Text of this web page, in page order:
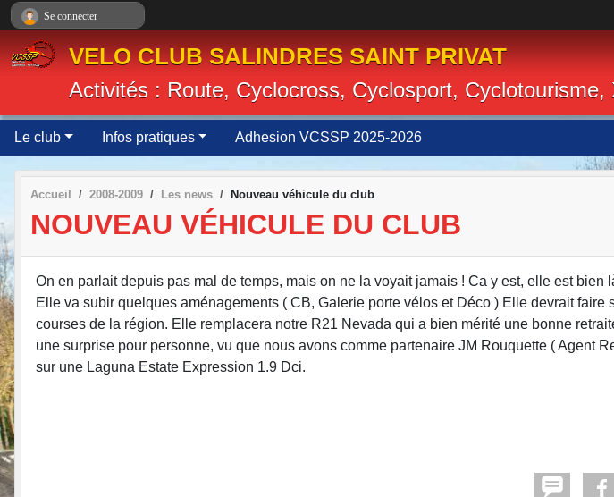
VELO CLUB SALINDRES SAINT PRIVAT
Activités : Route, Cyclocross, Cyclosport,
Le club Infos pratiques Adhesion VCSSP 2025-2026
Accueil 2008-2009 Les news Nouveau véhicule du club
NOUVEAU VÉHICULE DU CLUB
On en parlait depuis pas mal de temps, mais on ne la voyait jamais ! Ca y est, elle est bien
Elle va subir quelques aménagements ( CB, Galerie porte vélos et Déco ) Elle devrait
courses de la région. Elle remplacera notre R21 Nevada qui a bien mérité une bonne
une surprise pour personne, vu que nous avons comme partenaire JM Rouquette ( Agent
sur une Laguna Estate Expression 1.9 Dci.
Se connecter
Panneau de gestion des cookies